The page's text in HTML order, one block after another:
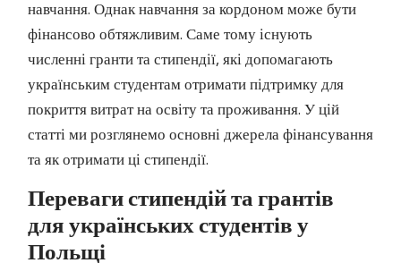
навчання. Однак навчання за кордоном може бути
фінансово обтяжливим. Саме тому існують
численні гранти та стипендії, які допомагають
українським студентам отримати підтримку для
покриття витрат на освіту та проживання. У цій
статті ми розглянемо основні джерела фінансування
та як отримати ці стипендії.
Переваги стипендій та грантів
для українських студентів у
Польщі